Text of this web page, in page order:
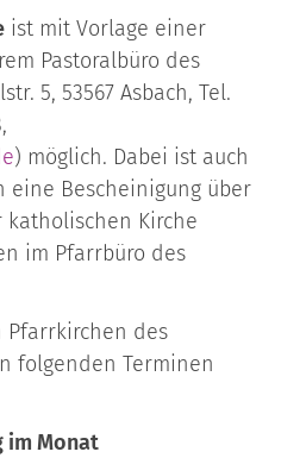
ist mit Vorlage einer
Pastoralbüro des
5, 53567 Asbach, Tel.
) möglich. Dabei ist auch
Bescheinigung über
Kirche
im Pfarrbüro des
des
folgenden Terminen
im Monat